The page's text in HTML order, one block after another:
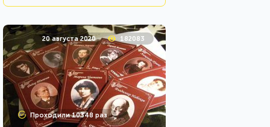
20 августа 2020 182083
Проходили 10348 раз